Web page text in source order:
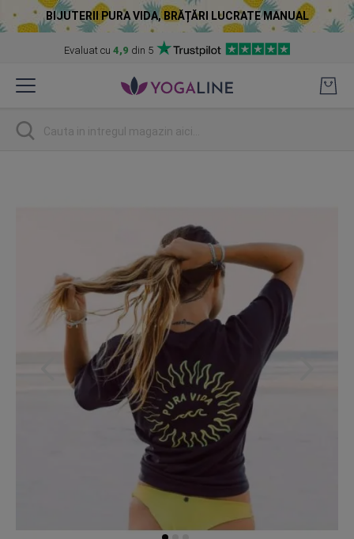
BIJUTERII PURA VIDA, BRĂȚĂRI LUCRATE MANUAL
Evaluat cu 4,9 din 5
to
Cautare
images
gallery